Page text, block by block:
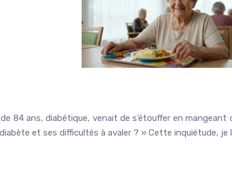
84 ans, diabétique, venait de s’étouffer en
et ses difficultés à avaler ? » Cette inquiétude,